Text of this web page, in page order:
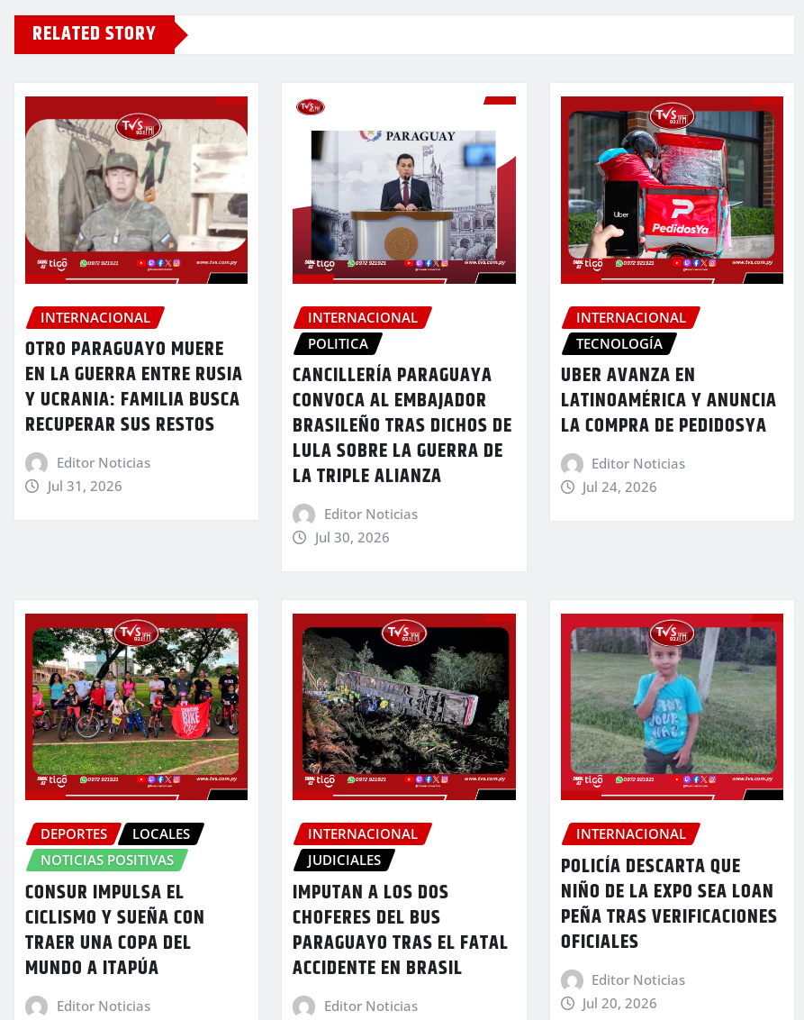
RELATED STORY
INTERNACIONAL
OTRO PARAGUAYO MUERE
EN LA GUERRA ENTRE RUSIA
Y UCRANIA: FAMILIA BUSCA
RECUPERAR SUS RESTOS
Editor Noticias
Jul 31, 2026
INTERNACIONAL
POLITICA
CANCILLERÍA PARAGUAYA
CONVOCA AL EMBAJADOR
BRASILEÑO TRAS DICHOS DE
LULA SOBRE LA GUERRA DE
LA TRIPLE ALIANZA
Editor Noticias
Jul 30, 2026
INTERNACIONAL
TECNOLOGÍA
UBER AVANZA EN
LATINOAMÉRICA Y ANUNCIA
LA COMPRA DE PEDIDOSYA
Editor Noticias
Jul 24, 2026
DEPORTES
LOCALES
NOTICIAS POSITIVAS
CONSUR IMPULSA EL
CICLISMO Y SUEÑA CON
TRAER UNA COPA DEL
MUNDO A ITAPÚA
Editor Noticias
INTERNACIONAL
JUDICIALES
IMPUTAN A LOS DOS
CHOFERES DEL BUS
PARAGUAYO TRAS EL FATAL
ACCIDENTE EN BRASIL
Editor Noticias
INTERNACIONAL
POLICÍA DESCARTA QUE
NIÑO DE LA EXPO SEA LOAN
PEÑA TRAS VERIFICACIONES
OFICIALES
Editor Noticias
Jul 20, 2026